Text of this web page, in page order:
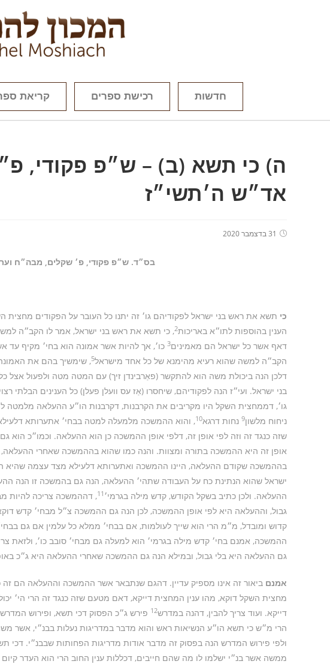
חדשות רכישת ספרים קריאת
ה) כי תשא (ב) – ש״פ פקודי,
אד״ש ה׳תשי״ז
31 בדצמבר 2020
בס״ד. ש״פ פקודי, פ׳ שקלים, מבה״ח
כי תשא את ראש בני ישראל לפקודיהם גו׳ זה יתנו כל העובר על הפקודים
הענין בהוספות לתו״א באריכות2, כי תשא את ראש בני ישראל, אמר לו הקב״ה
דאף אשר כל ישראל הם מאמינים3 כו׳, אך להיות אשר אמונה הוא בחי׳ מקיף עד
הקב״ה למשה שהוא רעיא מהימנא של כל אחד מישראל5, שימשיך בהם את
דלכן הנה ביכולת משה הוא להתקשר (פאַרבינדן זיך) עם המטה מטה ולפעול אצל
בני ישראל. ועי״ז הנה לפקודיהם, שיחסרו (אַז עס וועלן פעלן) כל הענינים הבלתי
גו׳, דממחצית השקל היו מקריבים את הקרבנות, דקרבנות הו״ע ההעלאה מלמטה
ניחוח מלשון9 נחות דרגא10, והוא ההמשכה מלמעלה למטה בבחי׳ אתערותא
שזה כנגד זה וזה לפי אופן זה, דלפי אופן ההמשכה כן הוא ההעלאה. וכמו״כ הוא
אופן זה היא ההמשכה בתורה ומצוות. והנה כמו שהוא בההמשכה שאחרי
בההמשכה שקודם ההעלאה, היינו ההמשכה ואתערותא דלעילא מצד עצמה שהיא
ישראל שהוא הנתינת כח על העבודה שתהי׳ ההעלאה, הנה גם בהמשכה זו הנה
ההעלאה. ולכן כתיב בשקל הקודש, קדש מילה בגרמי׳ 11, דההמשכה צריכה להיות
גבול, וההעלאה היא לפי אופן ההמשכה, לכן הנה גם ההמשכה צ״ל מבחי׳ קדש
קדוש ומובדל, מ״מ הרי הוא שייך לעולמות, אם בבחי׳ ממלא כל עלמין אם גם בבחי׳
ההמשכה, אמנם בחי׳ קדש מילה בגרמי׳ הוא למעלה גם מבחי׳ סובב כו׳, ולזאת
גם ההעלאה היא בלי גבול, ובמילא הנה גם ההמשכה שאחרי ההעלאה היא ג״כ
אמנם ביאור זה אינו מספיק עדיין. דהגם שנתבאר אשר ההמשכה וההעלאה הם זה
מחצית השקל דוקא, מהו ענין המחצית דייקא, דאם מטעם שזה כנגד זה הרי הי׳
דייקא. ועוד צריך להבין, דהנה במדרש12 פירש ג״כ הפסוק דכי תשא, ופירוש
הרי מ״ש כי תשא הו״ע הנשיאות ראש והוא מדבר במדריגות נעלות בבנ״י, אשר
ולפי פירוש המדרש הנה בפסוק זה מדבר אודות מדריגות הפחותות שבבנ״י. דכי
ממשה אשר בנ״י ישלמו לו מה שהם חייבים, דכללות ענין החוב הרי הוא העדר